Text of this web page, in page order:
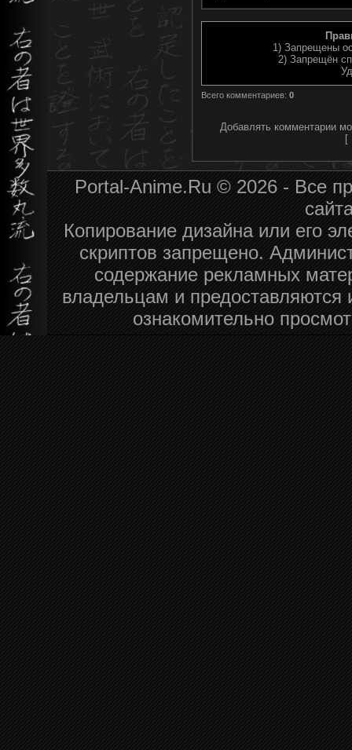
1) Запрещены
2) Запрещён
Всего комментариев: 0
Добавлять комментарии
[
Portal-Anime.Ru © 2026 - Все
Копирование дизайна или его
скриптов запрещено.
содержание рекламных
владельцам и предоставляются
ознакомительно